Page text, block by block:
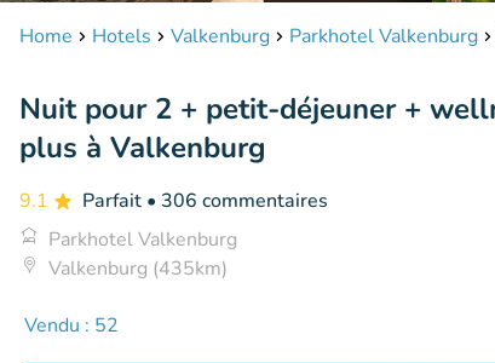
Home Hotels Valkenburg Parkhotel Valkenburg
Nuit pour 2 + petit-déjeuner +
plus à Valkenburg
9.1 Parfait • 306 commentaires
Parkhotel Valkenburg
Valkenburg (435km)
Vendu : 52